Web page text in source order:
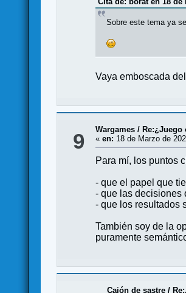
Sobre este tema ya
Vaya emboscada
9 Wargames /
«en: 18 de Marzo de
Para mí, los puntos
- que el papel que
- que las decisiones
- que los resultados
También soy de la
puramente
Cajón de sastre /